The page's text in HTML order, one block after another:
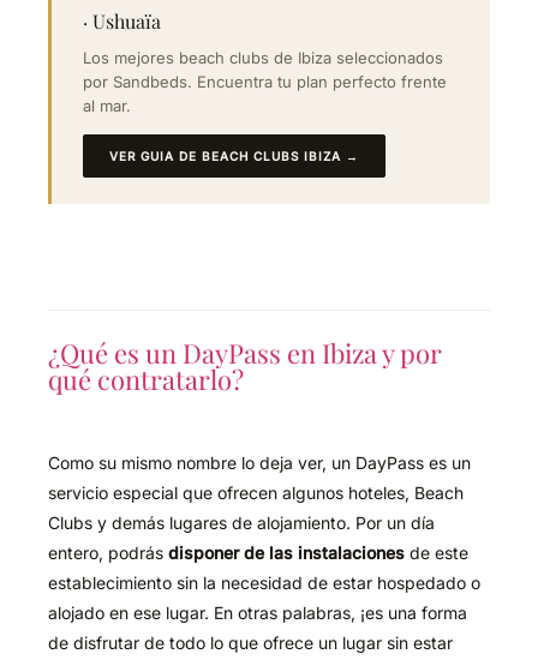
· Ushuaïa
Los mejores beach clubs de Ibiza seleccionados
por Sandbeds. Encuentra tu plan perfecto frente
al mar.
VER GUIA DE BEACH CLUBS IBIZA →
¿Qué es un DayPass en Ibiza y por
qué contratarlo?
Como su mismo nombre lo deja ver, un DayPass es un
servicio especial que ofrecen algunos hoteles, Beach
Clubs y demás lugares de alojamiento. Por un día
entero, podrásdisponer de las instalaciones de este
establecimiento sin la necesidad de estar hospedado o
alojado en ese lugar. En otras palabras, ¡es una forma
de disfrutar de todo lo que ofrece un lugar sin estar